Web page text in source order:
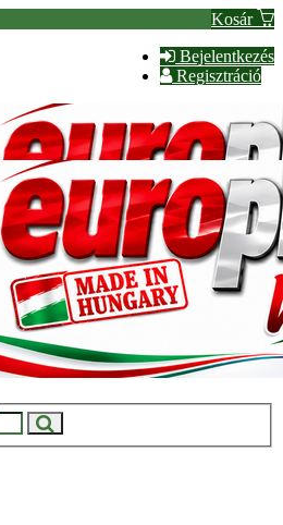
Kosár
Bejelentkezés
Regisztráció